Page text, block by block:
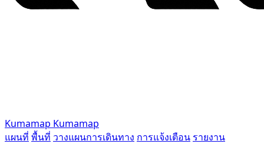
Kumamap Kumamap
แผนที่ พื้นที่ วางแผนการเดินทาง การแจ้งเตือน รายงาน